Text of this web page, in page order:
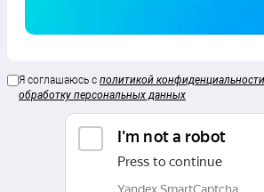
Я соглашаюсь с политикой конфиденциальности
обработку персональных данных